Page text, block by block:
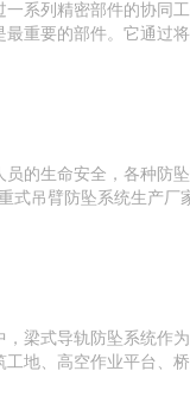
系列精密部件的协
重要的部件。它通
的生命安全，各种
吊臂防坠系统生产
梁式导轨防坠系统
地、高空作业平台